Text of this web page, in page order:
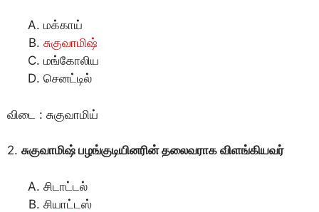
மக்காய்
சுகுவாமிஷ்
மங்கோலிய
செனட்டில்
விடை : சுகுவாமிய்
2. சுகுவாமிஷ் பழங்குடியினரின் தலைவராக விளங்கியவர்
சிடாட்டல்
சியாட்டஸ்